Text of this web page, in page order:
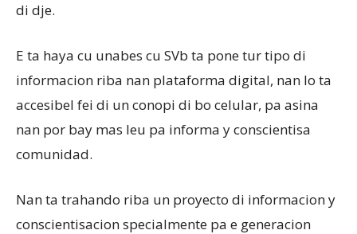
di dje.
E ta haya cu unabes cu SVb ta pone tur tipo di
informacion riba nan plataforma digital, nan lo ta
accesibel fei di un conopi di bo celular, pa asina
nan por bay mas leu pa informa y conscientisa
comunidad.
Nan ta trahando riba un proyecto di informacion y
conscientisacion specialmente pa e generacion